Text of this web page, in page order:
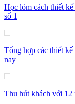
Học lỏm cách thiết
số 1
Tổng hợp các thiết
nay
Thu hút khách với 12